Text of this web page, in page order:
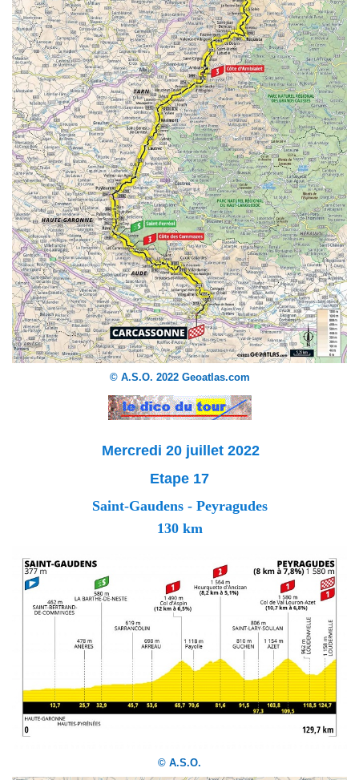
© A.S.O. 2022 Geoatlas.com
Mercredi 20 juillet 2022
Etape 17
Saint-Gaudens - Peyragudes
130 km
© A.S.O.